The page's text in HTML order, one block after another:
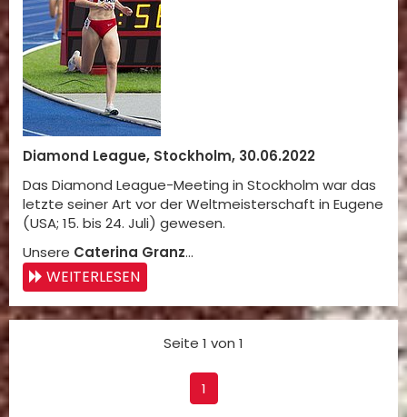
Diamond League, Stockholm, 30.06.2022
Das Diamond League-Meeting in Stockholm war das
letzte seiner Art vor der Weltmeisterschaft in Eugene
(USA; 15. bis 24. Juli) gewesen.
Unsere Caterina Granz…
WEITERLESEN
Seite 1 von 1
1